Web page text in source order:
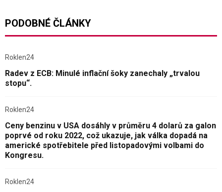
PODOBNÉ ČLÁNKY
Roklen24
Radev z ECB: Minulé inflační šoky zanechaly „trvalou
stopu“.
Roklen24
Ceny benzinu v USA dosáhly v průměru 4 dolarů za galon
poprvé od roku 2022, což ukazuje, jak válka dopadá na
americké spotřebitele před listopadovými volbami do
Kongresu.
Roklen24